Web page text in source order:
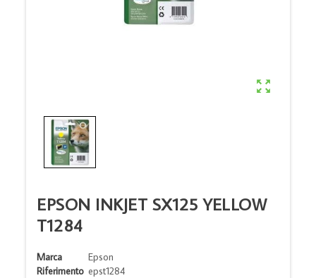

EPSON INKJET SX125 YELLOW
T1284
Marca
Epson
Riferimento epst1284